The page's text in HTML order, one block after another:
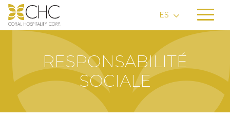
ES
RESPONSABILITÉ
SOCIALE